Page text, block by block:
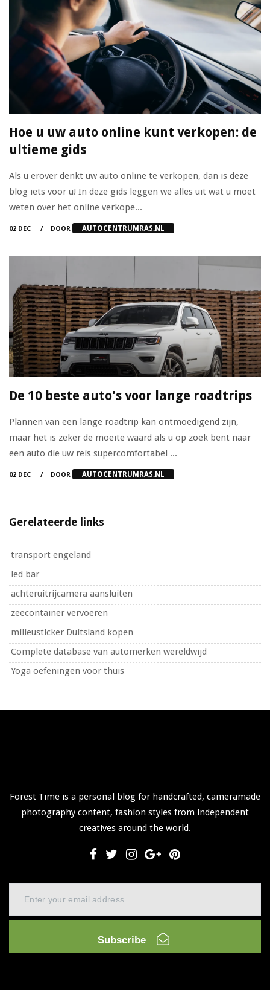
Hoe u uw auto online kunt verkopen: de
ultieme gids
Als u erover denkt uw auto online te verkopen, dan is deze
blog iets voor u! In deze gids leggen we alles uit wat u moet
weten over het online verkope...
02 DEC DOOR AUTOCENTRUMRAS.NL
De 10 beste auto's voor lange roadtrips
Plannen van een lange roadtrip kan ontmoedigend zijn,
maar het is zeker de moeite waard als u op zoek bent naar
een auto die uw reis supercomfortabel ...
02 DEC DOOR AUTOCENTRUMRAS.NL
Gerelateerde links
transport engeland
led bar
achteruitrijcamera aansluiten
zeecontainer vervoeren
milieusticker Duitsland kopen
Complete database van automerken wereldwijd
Yoga oefeningen voor thuis
Forest Time is a personal blog for handcrafted, cameramade
photography content, fashion styles from independent
creatives around the world.
Subscribe